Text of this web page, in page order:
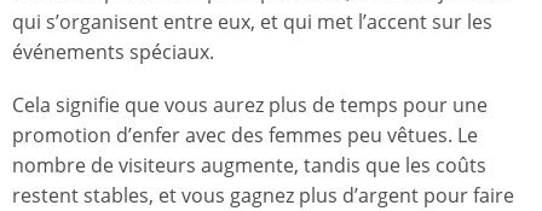
qui s’organisent entre eux, et qui met l’accent sur les
événements spéciaux.
Cela signifie que vous aurez plus de temps pour une
promotion d’enfer avec des femmes peu vêtues. Le
nombre de visiteurs augmente, tandis que les coûts
restent stables, et vous gagnez plus d’argent pour faire